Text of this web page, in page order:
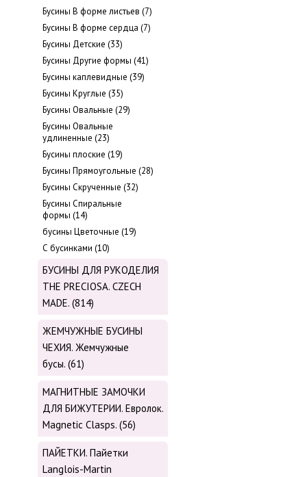
Бусины В форме листьев (7)
Бусины В форме сердца (7)
Бусины Детские (33)
Бусины Другие формы (41)
Бусины каплевидные (39)
Бусины Круглые (35)
Бусины Овальные (29)
Бусины Овальные
удлиненные (23)
Бусины плоские (19)
Бусины Прямоугольные (28)
Бусины Скрученные (32)
Бусины Спиральные
формы (14)
бусины Цветочные (19)
С бусинками (10)
БУСИНЫ ДЛЯ РУКОДЕЛИЯ
THE PRECIOSA. CZECH
MADE. (814)
ЖЕМЧУЖНЫЕ БУСИНЫ
ЧЕХИЯ. Жемчужные
бусы. (61)
МАГНИТНЫЕ ЗАМОЧКИ
ДЛЯ БИЖУТЕРИИ. Евролок.
Magnetic Сlasps. (56)
ПАЙЕТКИ. Пайетки
Langlois-Martin